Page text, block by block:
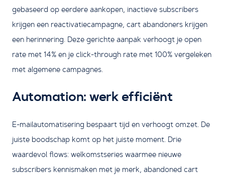
gebaseerd op eerdere aankopen, inactieve subscribers
krijgen een reactivatiecampagne, cart abandoners krijgen
een herinnering. Deze gerichte aanpak verhoogt je open
rate met 14% en je click-through rate met 100% vergeleken
met algemene campagnes.
Automation: werk efficiënt
E-mailautomatisering bespaart tijd en verhoogt omzet. De
juiste boodschap komt op het juiste moment. Drie
waardevol flows: welkomstseries waarmee nieuwe
subscribers kennismaken met je merk, abandoned cart